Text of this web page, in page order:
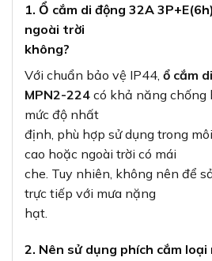
1. Ổ cắm di động 32A
ngoài trời
không?
Với chuẩn bảo vệ IP44, ổ cắm
MPN2-224 có khả năng chống
mức độ nhất
định, phù hợp sử dụng trong
cao hoặc ngoài trời có mái
che. Tuy nhiên, không nên để
trực tiếp với mưa nặng
hạt.
2. Nên sử dụng phích cắm loại